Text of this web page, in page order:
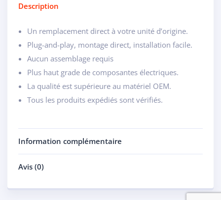
Description
Un remplacement direct à votre unité d’origine.
Plug-and-play, montage direct, installation facile.
Aucun assemblage requis
Plus haut grade de composantes électriques.
La qualité est supérieure au matériel OEM.
Tous les produits expédiés sont vérifiés.
Information complémentaire
Avis (0)